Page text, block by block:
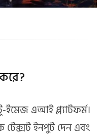
এআই প্ল্যাটফর্ম।
ইনপুট দেন এবং